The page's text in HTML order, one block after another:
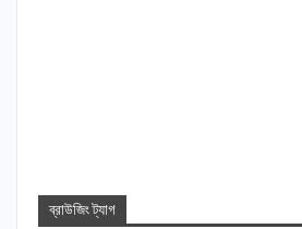
ব্রাউজিং ট্যাগ